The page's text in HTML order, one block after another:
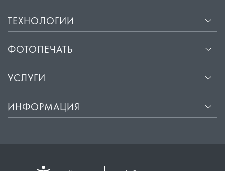
ТЕХНОЛОГИИ
ФОТОПЕЧАТЬ
УСЛУГИ
ИНФОРМАЦИЯ